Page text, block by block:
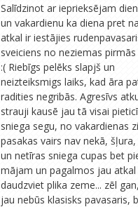
Salīdzinot ar ieprieksējam
un vakardienu ka diena pret
atkal ir iestājies
sveiciens no neziemas pirmās
:( Riebīgs pelēks slapjš un
neizteiksmigs laiks, kad āra
radities negribās. Agresīvs
strauji kausē jau tā visai
sniega segu, no vakardienas
pasakas vairs nav nekā,
un netīras sniega cupas bet
mājam un pagalmos jau atkal
daudzviet plika zeme... zēl
jau nebūs klasisks pavasaris,